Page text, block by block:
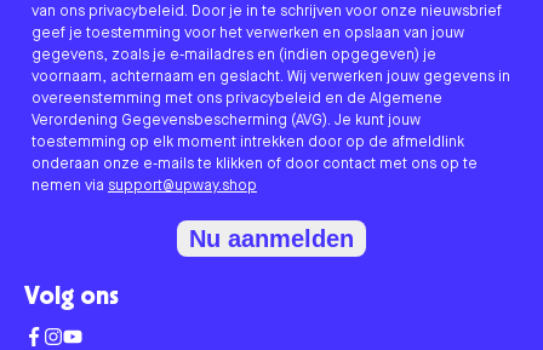
van ons privacybeleid. Door je in te schrijven voor onze nieuwsbrief
geef je toestemming voor het verwerken en opslaan van jouw
gegevens, zoals je e-mailadres en (indien opgegeven) je
voornaam, achternaam en geslacht. Wij verwerken jouw gegevens in
overeenstemming met ons privacybeleid en de Algemene
Verordening Gegevensbescherming (AVG). Je kunt jouw
toestemming op elk moment intrekken door op de afmeldlink
onderaan onze e-mails te klikken of door contact met ons op te
nemen via support@upway.shop
Nu aanmelden
Volg ons